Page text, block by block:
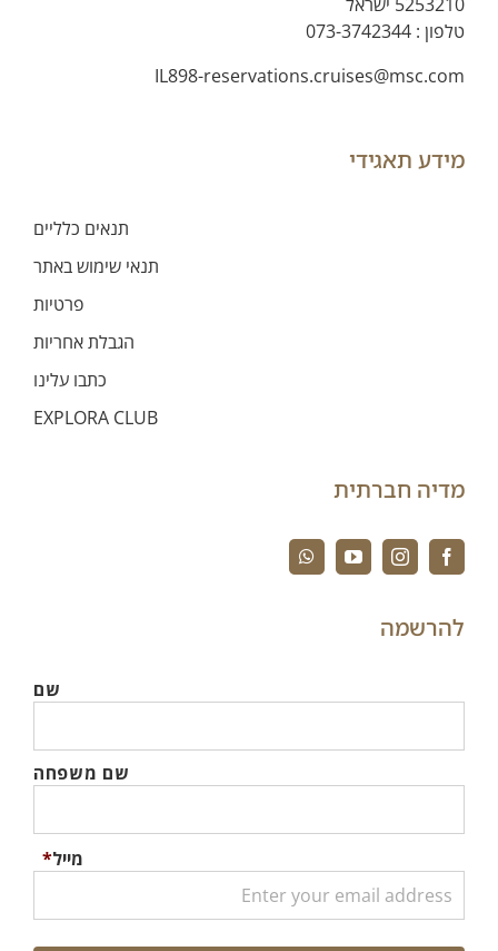
טלפון : 073-3742344
IL898-reservations.cruises@msc.com
מידע תאגידי
תנאים כלליים
תנאי שימוש באתר
פרטיות
הגבלת אחריות
כתבו עלינו
EXPLORA CLUB
מדיה חברתית
להרשמה
שם
שם משפחה
מייל*